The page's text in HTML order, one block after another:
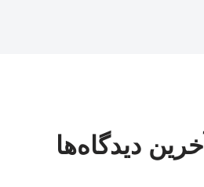
آخرین دیدگاه‌ها